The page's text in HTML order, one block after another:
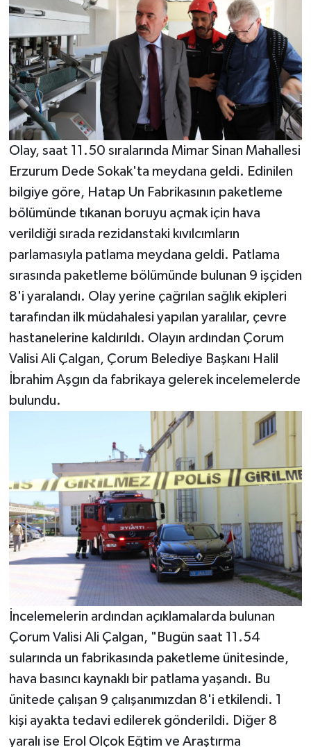
Olay, saat 11.50 sıralarında Mimar Sinan Mahallesi
Erzurum Dede Sokak'ta meydana geldi. Edinilen
bilgiye göre, Hatap Un Fabrikasının paketleme
bölümünde tıkanan boruyu açmak için hava
verildiği sırada rezidanstaki kıvılcımların
parlamasıyla patlama meydana geldi. Patlama
sırasında paketleme bölümünde bulunan 9 işçiden
8'i yaralandı. Olay yerine çağrılan sağlık ekipleri
tarafından ilk müdahalesi yapılan yaralılar, çevre
hastanelerine kaldırıldı. Olayın ardından Çorum
Valisi Ali Çalgan, Çorum Belediye Başkanı Halil
İbrahim Aşgın da fabrikaya gelerek incelemelerde
bulundu.
İncelemelerin ardından açıklamalarda bulunan
Çorum Valisi Ali Çalgan, "Bugün saat 11.54
sularında un fabrikasında paketleme ünitesinde,
hava basıncı kaynaklı bir patlama yaşandı. Bu
ünitede çalışan 9 çalışanımızdan 8'i etkilendi. 1
kişi ayakta tedavi edilerek gönderildi. Diğer 8
yaralı ise Erol Olçok Eğtim ve Araştırma